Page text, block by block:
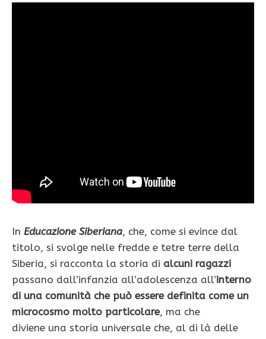
In Educazione Siberiana, che, come si evince dal
titolo, si svolge nelle fredde e tetre terre della
Siberia, si racconta la storia di alcuni ragazzi
passano dall’infanzia all’adolescenza all’interno
di una comunità che può essere definita come un
microcosmo molto particolare, ma che
diviene una storia universale che, al di là delle